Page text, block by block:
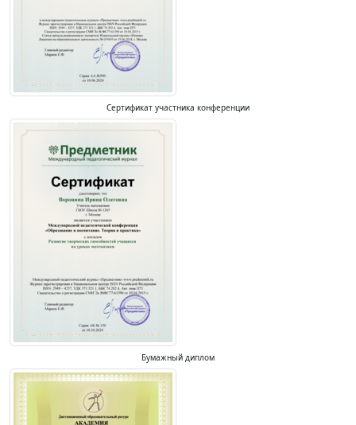
Сертификат участника конференции
Бумажный диплом